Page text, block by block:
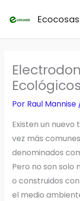
Ecocosas
Ecológicos
Por Raul Mannise
Existen un
vez más
denominados
Pero no son
o construidos
el medio